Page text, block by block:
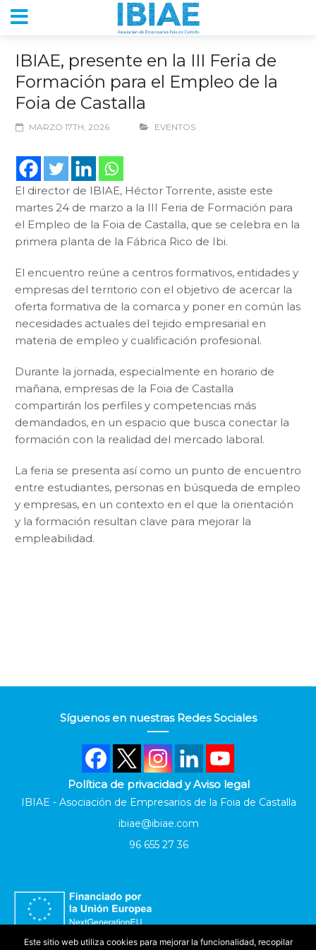
IBIAE, presente en la III Feria de
Formación para el Empleo de la
Foia de Castalla
MARZO 17TH, 2026 EVENTOS
El director de IBIAE, Héctor Torrente, asiste este
martes 24 de marzo a la III Feria de Formación para
el Empleo de la Foia de Castalla, que se celebra en la
primera planta de la Fábrica Rico de Ibi.
El encuentro reúne a centros formativos, entidades y
empresas del territorio con el objetivo de acercar la
oferta formativa de la comarca y poner en común las
necesidades actuales del tejido empresarial en
materia de empleo y cualificación profesional.
Durante la jornada, especialmente en horario de
mañana, empresas de la Foia de Castalla
compartirán los perfiles y competencias más
demandados, en un espacio que busca conectar la
formación con la realidad del mercado laboral.
La feria se presenta así como un punto de encuentro
entre estudiantes, personas en búsqueda de empleo
y empresas, en un contexto en el que la orientación
y la formación resultan clave para mejorar la
empleabilidad.
Síguenos en nuestras Redes Sociales
Política de privacidad y Aviso legal
IBIAE - Asociación de Empresarios de la Foia de Castalla
ibiae@ibiae.com
96 655 27 36
Este sitio web utiliza cookies para mejorar la funcionalidad, recopilar